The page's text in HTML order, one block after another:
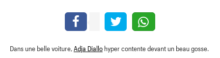
Dans une belle voiture,Adja Diallo hyper contente devant un beau gosse.